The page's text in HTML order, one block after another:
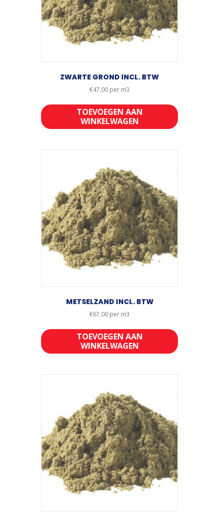
ZWARTE GROND INCL. BTW
€47,00 per m3
TOEVOEGEN AAN
WINKELWAGEN
METSELZAND INCL. BTW
€67,00 per m3
TOEVOEGEN AAN
WINKELWAGEN